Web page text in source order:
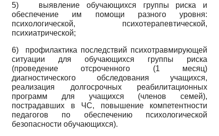
5) выявление обучающихся группы риска и
обеспечение им помощи разного уровня:
психологической, психотерапевтической,
психиатрической;
6) профилактика последствий психотравмирую­щей
ситуации для обучающихся группы риска
(проведение отсроченного (1 месяц)
диагностического обследования учащихся,
реализация долгосрочных реабилитационных
программ для учащихся (членов семей),
пострадавших в ЧС, повышение компетентности
педагогов по обеспечению психологической
безопасности обучающихся).